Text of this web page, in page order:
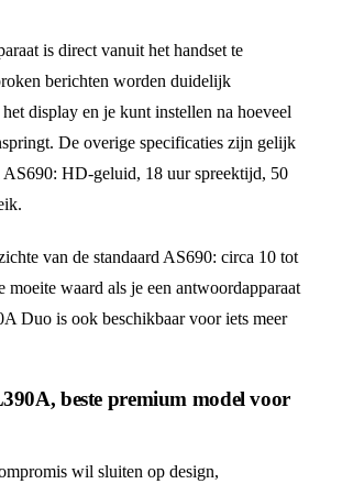
is direct vanuit het handset te
berichten worden duidelijk
display en je kunt instellen na hoeveel
De overige specificaties zijn gelijk
AS690: HD-geluid, 18 uur spreektijd, 50
van de standaard AS690: circa 10 tot
moeite waard als je een antwoordapparaat
Duo is ook beschikbaar voor iets meer
beste premium model voor
wil sluiten op design,